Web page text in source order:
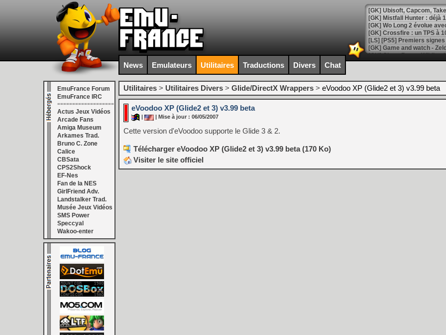
[GK] Mistfall Hunter : déjà
[GK] Wo Long 2 évolue
[GK] Crossfire : un TPS à
[LS] [PS5] Premiers
[Mo5] DOOM arrive en
[GK] Bethesda fête les 30
[GK] Roblox : l'action en
[GK] Agenda - GeForce
[LS] [PS5] ps5-y2jb-
[GK] Pourquoi Marvel
[GK] Test : Restory : Chill
[GK] GTA 6 : Rockstar
[GK] Hot Wheels Infinite
[GK] Mémoire cash -
[GK] Résultats Nintendo :
[GK] Déjà des
[Mo5] Brickboy cherche à
[GK] Minecraft et ses «
[GK] Beast of
[GK] Mémoire cash -
[GK] Dan Houser (GTA)
[GK] Comment EA Sports
[GK] Crimson Moon : un
[GK] Isle of Reveries : le
[GK] Moonlighter 2 : The
[GK] Capcom relance
News Emulateurs Utilitaires Traductions Divers Chat
EmuFrance Forum
EmuFrance IRC
===================
Actus Jeux Vidéos
Arcade Fans
Amiga Museum
Arkames Trad.
Bruno C. Zone
Calice
CBSata
CPS2Shock
EF-Nes
Fan de la NES
GirlFriend Adv.
Landstalker Trad.
Musée Jeux Vidéos
SMS Power
Speccyal
Wakoo-enter
Utilitaires > Utilitaires Divers > Glide/DirectX Wrappers > eVoodoo XP (Glide2 et 3) v3.99 beta
eVoodoo XP (Glide2 et 3) v3.99 beta
| Mise à jour : 06/05/2007
Cette version d'eVoodoo supporte le Glide 3 & 2.
Télécharger eVoodoo XP (Glide2 et 3) v3.99 beta (170 Ko)
Visiter le site officiel